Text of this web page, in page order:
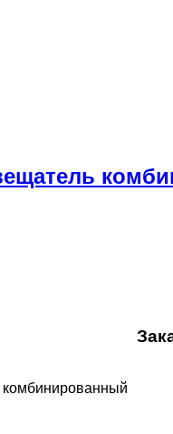
комбинированный